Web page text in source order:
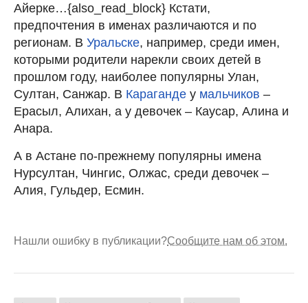
Айерке…{also_read_block} Кстати,
предпочтения в именах различаются и по
регионам. В Уральске, например, среди имен,
которыми родители нарекли своих детей в
прошлом году, наиболее популярны Улан,
Султан, Санжар. В Караганде у мальчиков –
Ерасыл, Алихан, а у девочек – Каусар, Алина и
Анара.
А в Астане по-прежнему популярны имена
Нурсултан, Чингис, Олжас, среди девочек –
Алия, Гульдер, Есмин.
Нашли ошибку в публикации?Сообщите нам об этом.